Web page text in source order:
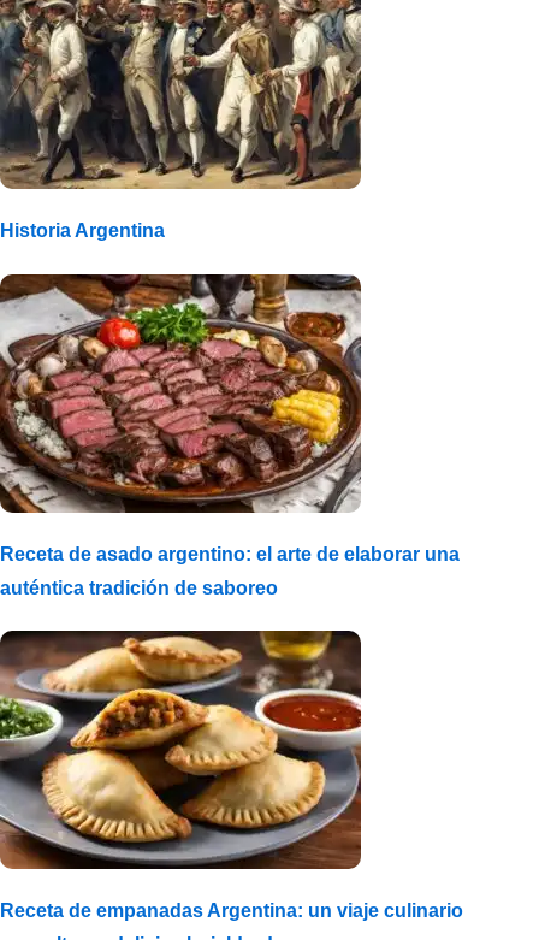
Historia Argentina
Receta de asado argentino: el arte de elaborar una
auténtica tradición de saboreo
Receta de empanadas Argentina: un viaje culinario